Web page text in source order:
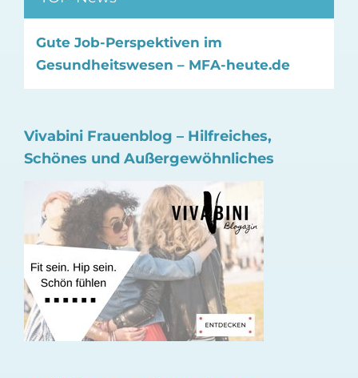
Gute Job-Perspektiven im
Gesundheitswesen – MFA-heute.de
Vivabini Frauenblog – Hilfreiches,
Schönes und Außergewöhnliches